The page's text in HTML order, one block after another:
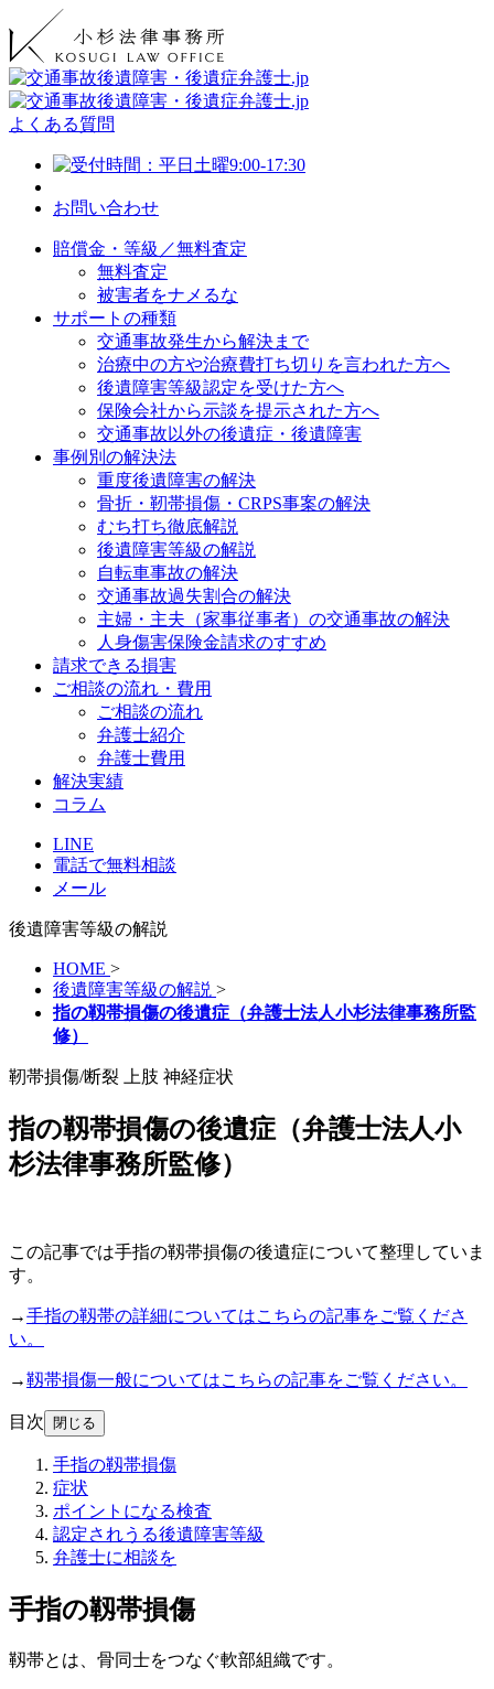
よくある質問
お問い合わせ
賠償金・等級／無料査定
無料査定
被害者をナメるな
サポートの種類
交通事故発生から解決まで
治療中の方や治療費打ち切りを言われた方へ
後遺障害等級認定を受けた方へ
保険会社から示談を提示された方へ
交通事故以外の後遺症・後遺障害
事例別の解決法
重度後遺障害の解決
骨折・靭帯損傷・CRPS事案の解決
むち打ち徹底解説
後遺障害等級の解説
自転車事故の解決
交通事故過失割合の解決
主婦・主夫（家事従事者）の交通事故の解決
人身傷害保険金請求のすすめ
請求できる損害
ご相談の流れ・費用
ご相談の流れ
弁護士紹介
弁護士費用
解決実績
コラム
LINE
電話で無料相談
メール
後遺障害等級の解説
HOME >
後遺障害等級の解説 >
指の靱帯損傷の後遺症（弁護士法人小杉法律事務所監
修）
靭帯損傷/断裂 上肢 神経症状
指の靱帯損傷の後遺症（弁護士法人小
杉法律事務所監修）
この記事では手指の靱帯損傷の後遺症について整理していま
す。
→手指の靱帯の詳細についてはこちらの記事をご覧くださ
い。
→靱帯損傷一般についてはこちらの記事をご覧ください。
目次 閉じる
手指の靱帯損傷
症状
ポイントになる検査
認定されうる後遺障害等級
弁護士に相談を
手指の靱帯損傷
靱帯とは、 骨同士をつなぐ軟部組織です。